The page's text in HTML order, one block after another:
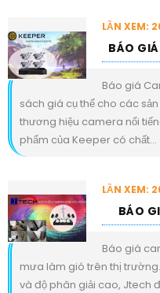
LẦN XEM:
BÁO
Báo giá
sách giá cụ thể cho các
thương hiệu camera nổi
phẩm của Keeper có chất...
LẦN XEM:
BÁO
Báo giá
mưa làm gió trên thị
và độ phân giải cao, Jtech